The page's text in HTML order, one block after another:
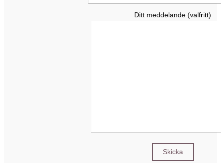
Ditt meddelande (valfritt)